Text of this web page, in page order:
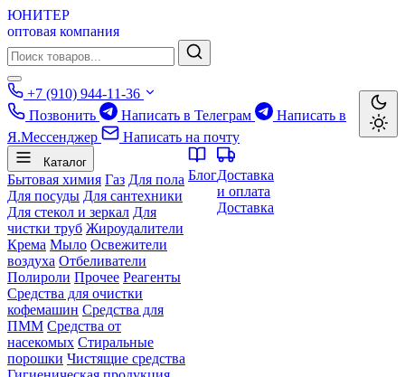
ЮНИТЕР
оптовая компания
+7 (910) 944-11-36
Позвонить
Написать в Телеграм
Написать в
Я.Мессенджер
Написать на почту
Каталог
Бытовая химия Газ Для пола
Для посуды Для сантехники
Для стекол и зеркал Для
чистки труб Жироудалители
Крема Мыло Освежители
воздуха Отбеливатели
Полироли Прочее Реагенты
Средства для очистки
кофемашин Средства для
ПММ Средства от
насекомых Стиральные
порошки Чистящие средства
БлогДоставка
и оплата
Доставка